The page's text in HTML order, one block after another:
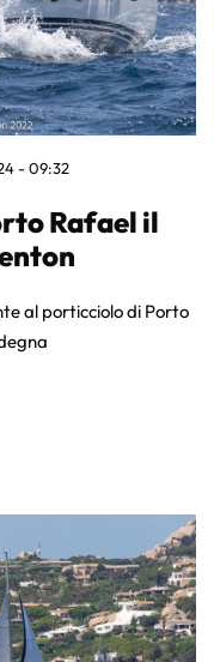
- 09:32
Rafael il
al porticciolo di Porto